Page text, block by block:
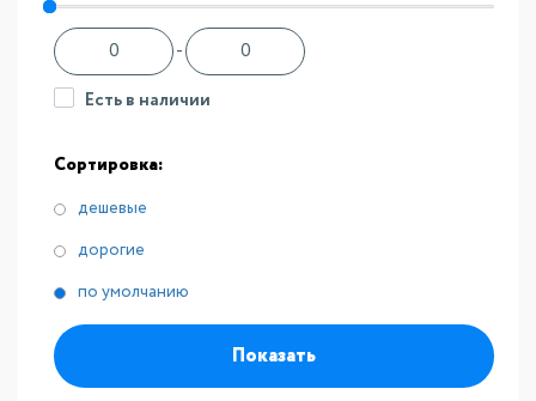
-
Есть в наличии
Сортировка:
дешевые
дорогие
по умолчанию
Показать